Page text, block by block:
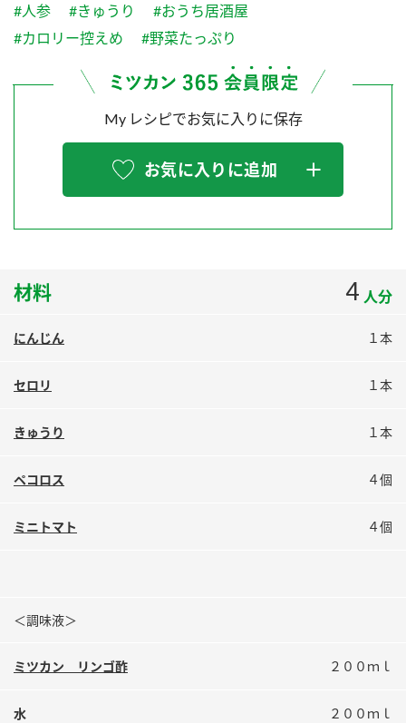
ふりかけ
炊き込みご飯の素 米飯用調味液
Fibee
納豆のサイト
三ツ判山吹
スペシャルサイト
お酢を知ろう！
すしラボ
納豆の豆知識
ロングセラー商品 ＋ おすすめレシピ
MIM（ミツカンミュージアム）
お客様相談センター
お客様の声をいかしました
販売終了製品のご案内
よくあるご質問
ミツカン公式通販
#人参 #きゅうり
#おうち居酒屋
#カロリー控えめ
#野菜たっぷり
My レシピでお気に入りに保存
お気に入りに追加
材料 4 人分
にんじん １本
セロリ １本
きゅうり １本
ペコロス ４個
ミニトマト ４個
＜調味液＞
ミツカン リンゴ酢 ２００ｍｌ
水 ２００ｍｌ